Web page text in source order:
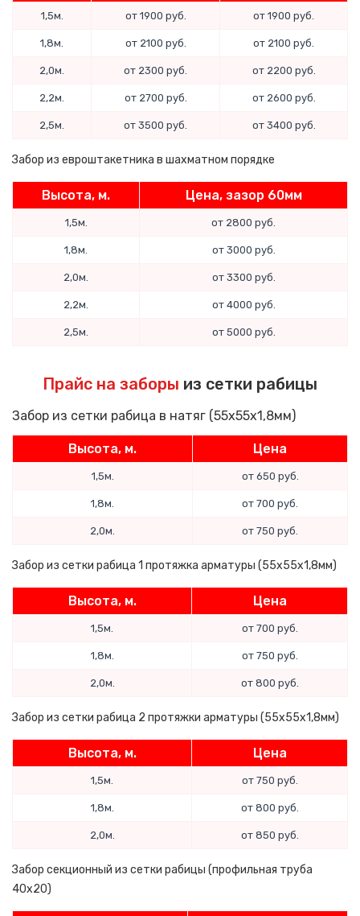
1,5м. от 1900 руб. от 1900 руб.
1,8м. от 2100 руб. от 2100 руб.
2,0м. от 2300 руб. от 2200 руб.
2,2м. от 2700 руб. от 2600 руб.
2,5м. от 3500 руб. от 3400 руб.
Забор из евроштакетника в шахматном порядке
Высота, м. Цена, зазор 60мм
1,5м. от 2800 руб.
1,8м. от 3000 руб.
2,0м. от 3300 руб.
2,2м. от 4000 руб.
2,5м. от 5000 руб.
Прайс на заборы из сетки рабицы
Забор из сетки рабица в натяг (55х55х1,8мм)
Высота, м. Цена
1,5м. от 650 руб.
1,8м. от 700 руб.
2,0м. от 750 руб.
Забор из сетки рабица 1 протяжка арматуры (55х55х1,8мм)
Высота, м. Цена
1,5м. от 700 руб.
1,8м. от 750 руб.
2,0м. от 800 руб.
Забор из сетки рабица 2 протяжки арматуры (55х55х1,8мм)
Высота, м. Цена
1,5м. от 750 руб.
1,8м. от 800 руб.
2,0м. от 850 руб.
Забор секционный из сетки рабицы (профильная труба
40x20)